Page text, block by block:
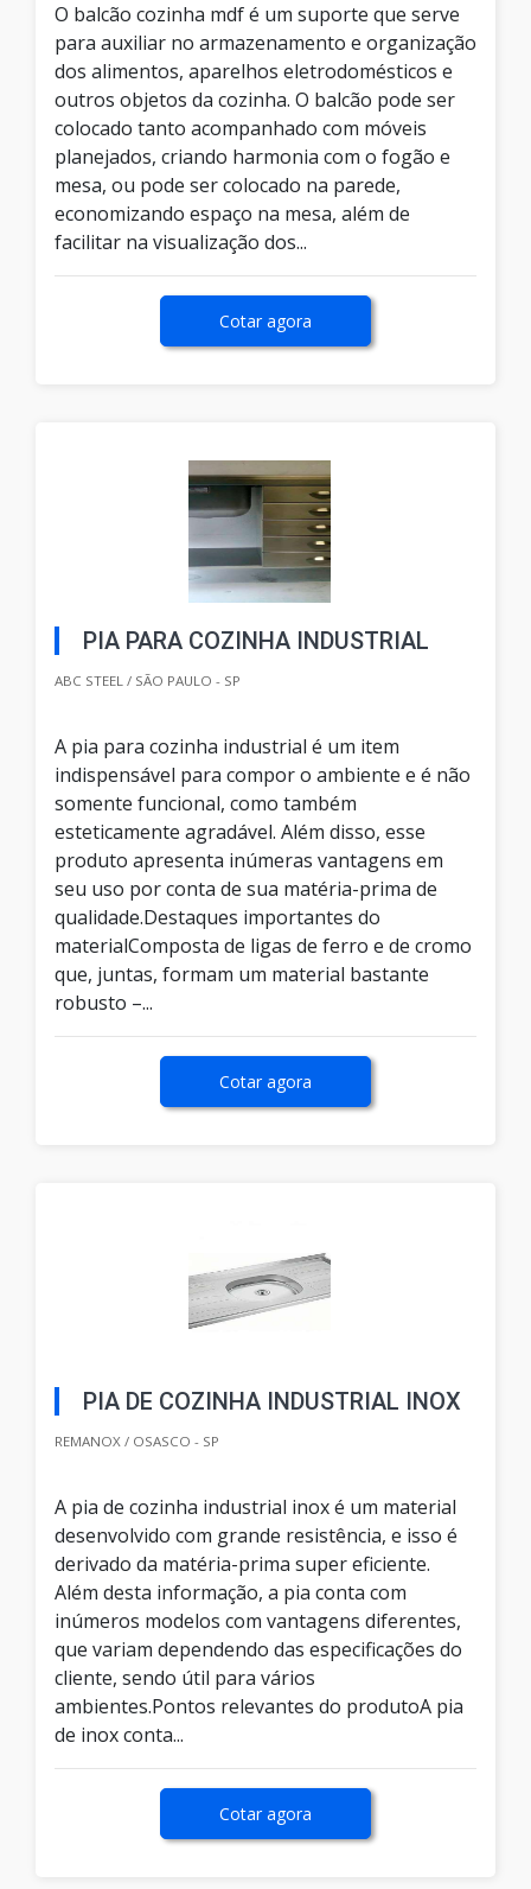
O balcão cozinha mdf é um suporte que serve
para auxiliar no armazenamento e organização
dos alimentos, aparelhos eletrodomésticos e
outros objetos da cozinha. O balcão pode ser
colocado tanto acompanhado com móveis
planejados, criando harmonia com o fogão e
mesa, ou pode ser colocado na parede,
economizando espaço na mesa, além de
facilitar na visualização dos...
Cotar agora
PIA PARA COZINHA INDUSTRIAL
ABC STEEL / SÃO PAULO - SP
A pia para cozinha industrial é um item
indispensável para compor o ambiente e é não
somente funcional, como também
esteticamente agradável. Além disso, esse
produto apresenta inúmeras vantagens em
seu uso por conta de sua matéria-prima de
qualidade.Destaques importantes do
materialComposta de ligas de ferro e de cromo
que, juntas, formam um material bastante
robusto –...
Cotar agora
PIA DE COZINHA INDUSTRIAL INOX
REMANOX / OSASCO - SP
A pia de cozinha industrial inox é um material
desenvolvido com grande resistência, e isso é
derivado da matéria-prima super eficiente.
Além desta informação, a pia conta com
inúmeros modelos com vantagens diferentes,
que variam dependendo das especificações do
cliente, sendo útil para vários
ambientes.Pontos relevantes do produtoA pia
de inox conta...
Cotar agora